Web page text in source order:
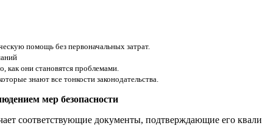
помощь без первоначальных затрат.
как они становятся проблемами.
знают все тонкости законодательства.
мер безопасности
соответствующие документы, подтверждающие его